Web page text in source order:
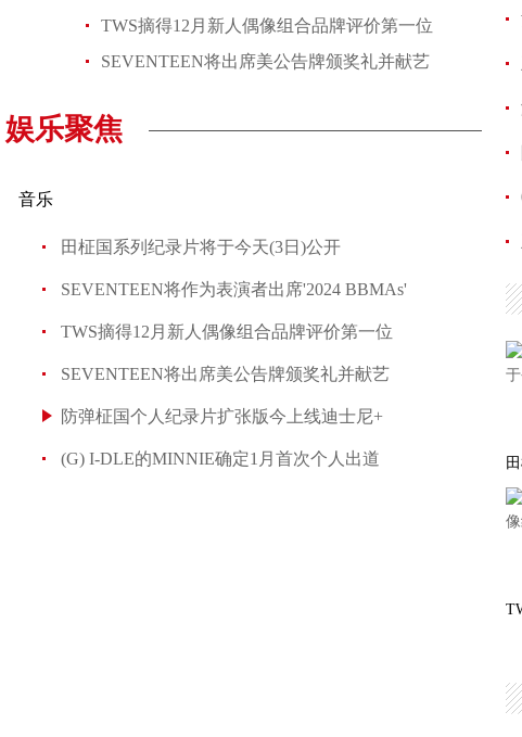
TWS摘得12月新人偶像组合品牌评价第一位
SEVENTEEN将出席美公告牌颁奖礼并献艺
娱乐聚焦
音乐
田柾国系列纪录片将于今天(3日)公开
SEVENTEEN将作为表演者出席'2024 BBMAs'
TWS摘得12月新人偶像组合品牌评价第一位
SEVENTEEN将出席美公告牌颁奖礼并献艺
防弹柾国个人纪录片扩张版今上线迪士尼+
(G) I-DLE的MINNIE确定1月首次个人出道